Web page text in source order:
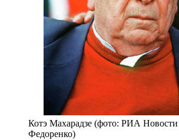
Котэ Махарадзе (фото: РИА
Федоренко)